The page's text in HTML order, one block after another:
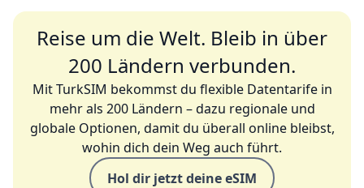
Reise um die Welt. Bleib in über
200 Ländern verbunden.
Mit TurkSIM bekommst du flexible Datentarife in
mehr als 200 Ländern – dazu regionale und
globale Optionen, damit du überall online bleibst,
wohin dich dein Weg auch führt.
Hol dir jetzt deine eSIM